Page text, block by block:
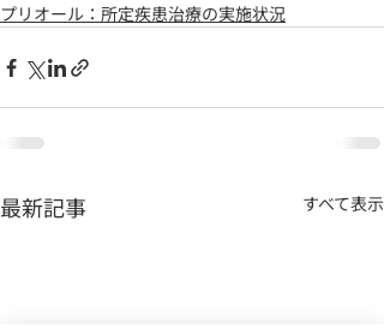
プリオール：所定疾患治療の実施状況
最新記事 すべて表示